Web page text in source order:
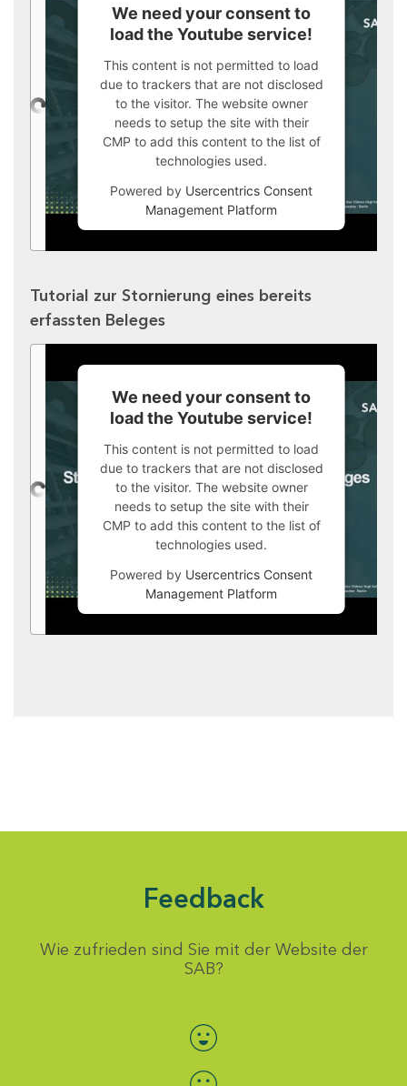
We need your consent to
load the Youtube service!
This content is not permitted to load
due to trackers that are not disclosed
to the visitor. The website owner
needs to setup the site with their
CMP to add this content to the list of
technologies used.
Powered by Usercentrics Consent
Management Platform
Tutorial zur Stornierung eines bereits
erfassten Beleges
We need your consent to
load the Youtube service!
This content is not permitted to load
due to trackers that are not disclosed
to the visitor. The website owner
needs to setup the site with their
CMP to add this content to the list of
technologies used.
Powered by Usercentrics Consent
Management Platform
Feedback
Wie zufrieden sind Sie mit der Website der
SAB?
Bewertung auswählen